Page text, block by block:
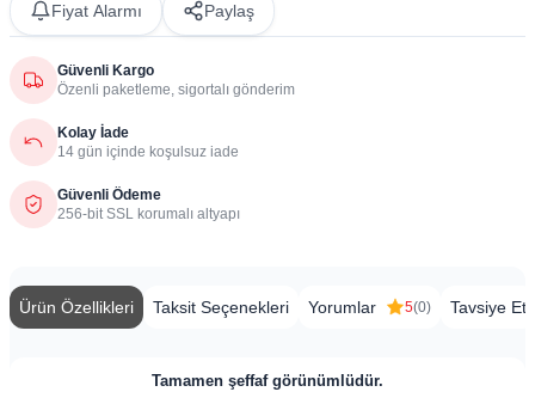
Fiyat Alarmı Paylaş
Güvenli Kargo
Özenli paketleme, sigortalı gönderim
Kolay İade
14 gün içinde koşulsuz iade
Güvenli Ödeme
256-bit SSL korumalı altyapı
Ürün Özellikleri Taksit Seçenekleri Yorumlar 5(0) Tavsiye Et
Tamamen şeffaf görünümlüdür.